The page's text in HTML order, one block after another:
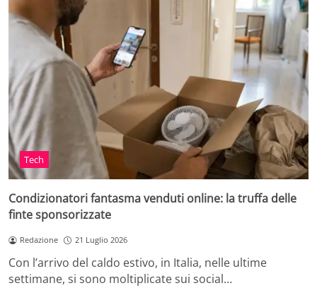
Tech
Condizionatori fantasma venduti online: la truffa delle
finte sponsorizzate
Redazione 21 Luglio 2026
Con l’arrivo del caldo estivo, in Italia, nelle ultime
settimane, si sono moltiplicate sui social…